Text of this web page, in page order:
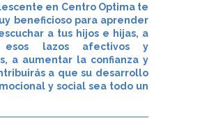
en Centro Optima te
beneficioso para aprender
a tus hijos e hijas, a
esos lazos afectivos y
a aumentar la confianza y
a que su desarrollo
y social sea todo un